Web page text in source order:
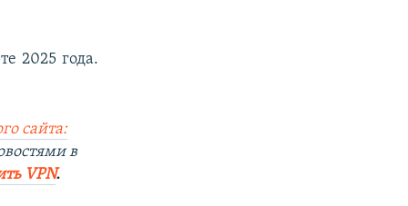
2025 года.
сайта:
в
VPN.